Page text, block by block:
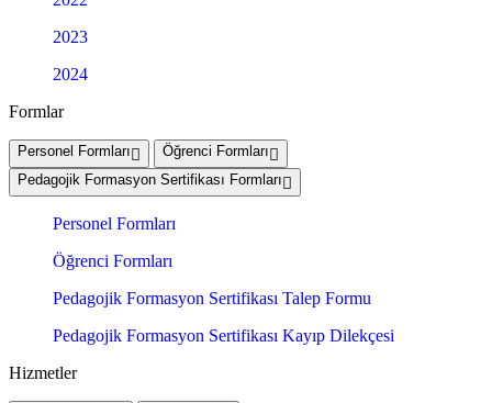
2023
2024
Formlar
Personel Formları
Öğrenci Formları
Pedagojik Formasyon Sertifikası Formları
Personel Formları
Öğrenci Formları
Pedagojik Formasyon Sertifikası Talep Formu
Pedagojik Formasyon Sertifikası Kayıp Dilekçesi
Hizmetler